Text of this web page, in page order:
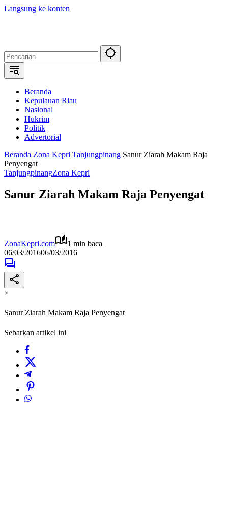
Langsung ke konten
Beranda
Kepulauan Riau
Nasional
Hukrim
Politik
Advertorial
Beranda Zona Kepri Tanjungpinang Sanur Ziarah Makam Raja
Penyengat
TanjungpinangZona Kepri
Sanur Ziarah Makam Raja Penyengat
ZonaKepri.com
1 min baca
06/03/201606/03/2016
×
Sanur Ziarah Makam Raja Penyengat
Sebarkan artikel ini